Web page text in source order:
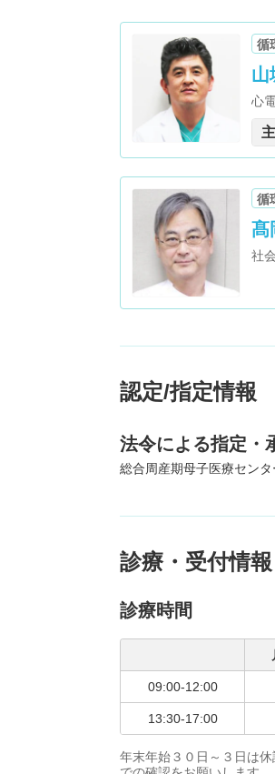
循
山
心
世
会
シ
循
髙
社
認定/指定情報
法令による指定・
総合周産期母子医療センタ
診療・受付情報
診療時間
09:00-12:00
13:30-17:00
年末年始３０日～３日は